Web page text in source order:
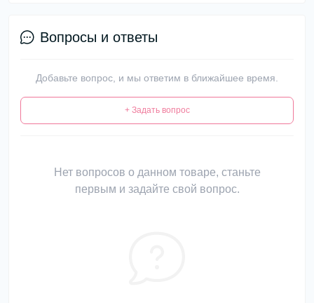
Вопросы и ответы
Добавьте вопрос, и мы ответим в ближайшее время.
+ Задать вопрос
Нет вопросов о данном товаре, станьте
первым и задайте свой вопрос.